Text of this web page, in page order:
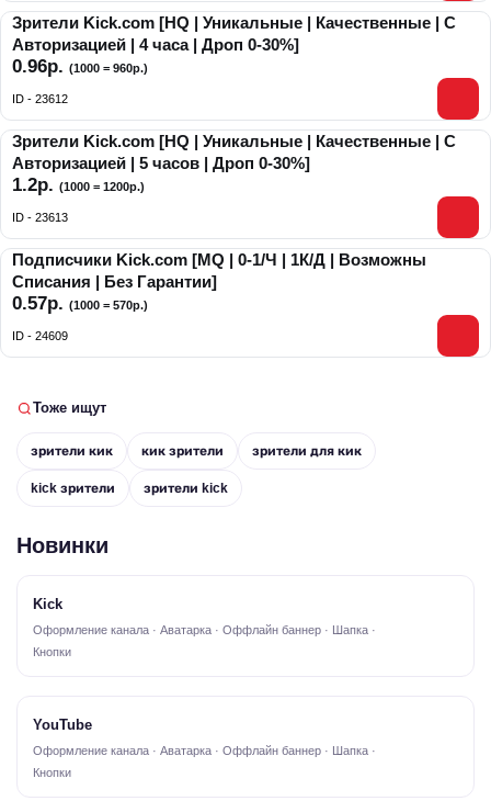
Зрители Kick.com [HQ | Уникальные | Качественные | С
Авторизацией | 4 часа | Дроп 0-30%]
0.96р. (1000 = 960р.)
ID - 23612
Зрители Kick.com [HQ | Уникальные | Качественные | С
Авторизацией | 5 часов | Дроп 0-30%]
1.2р. (1000 = 1200р.)
ID - 23613
Подписчики Kick.com [MQ | 0-1/Ч | 1К/Д | Возможны
Списания | Без Гарантии]
0.57р. (1000 = 570р.)
ID - 24609
Тоже ищут
зрители кик кик зрители зрители для кик
kick зрители зрители kick
Новинки
Kick
Оформление канала · Аватарка · Оффлайн баннер · Шапка ·
Кнопки
YouTube
Оформление канала · Аватарка · Оффлайн баннер · Шапка ·
Кнопки